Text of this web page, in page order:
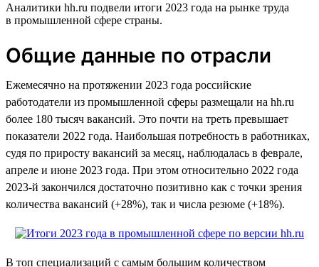
Аналитики hh.ru подвели итоги 2023 года на рынке труда
в промышленной сфере страны.
Общие данные по отрасли
Ежемесячно на протяжении 2023 года российские
работодатели из промышленной сферы размещали на hh.ru
более 180 тысяч вакансий. Это почти на треть превышает
показатели 2022 года. Наибольшая потребность в работниках,
судя по приросту вакансий за месяц, наблюдалась в феврале,
апреле и июне 2023 года. При этом относительно 2022 года
2023-й закончился достаточно позитивно как с точки зрения
количества вакансий (+28%), так и числа резюме (+18%).
В топ специализаций с самым большим количеством